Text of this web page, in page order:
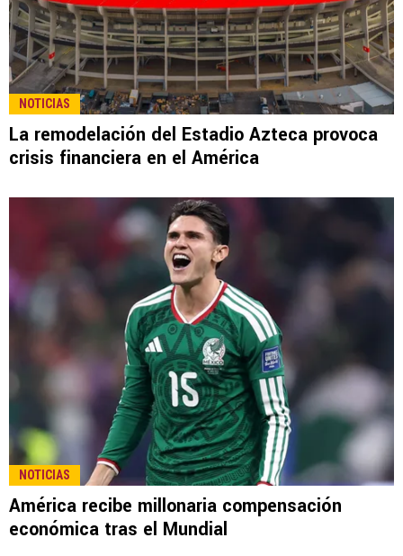
NOTICIAS
La remodelación del Estadio Azteca provoca
crisis financiera en el América
NOTICIAS
América recibe millonaria compensación
económica tras el Mundial